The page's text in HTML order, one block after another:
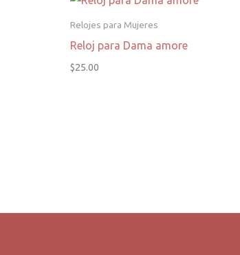
Relojes para Mujeres
Reloj para Dama amore
$25.00